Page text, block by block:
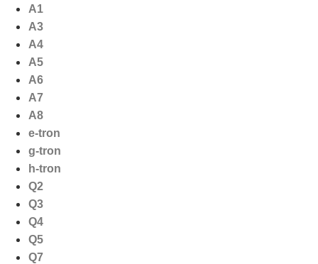
naar
inhoud
A1
A3
A4
A5
A6
A7
A8
e-tron
g-tron
h-tron
Q2
Q3
Q4
Q5
Q7